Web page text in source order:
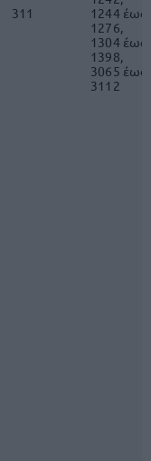
311
1244 έως
1276,
1304 έως
1398,
3065 έως
3112